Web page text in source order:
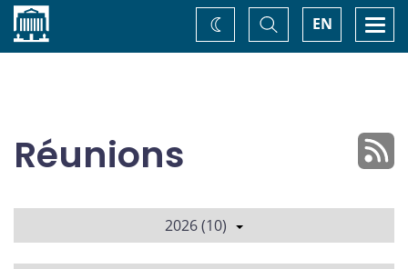
Accueil EN
Basculer
la
recherche
Changez
de
Réunions
2026 (10)